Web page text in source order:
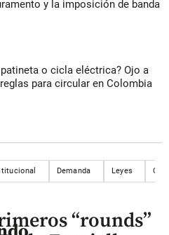
y la imposición de banda
o cicla eléctrica? Ojo a
para circular en Colombia
Demanda Leyes
“rounds”